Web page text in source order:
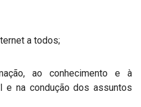
a todos;
ao conhecimento e à
e na condução dos assuntos